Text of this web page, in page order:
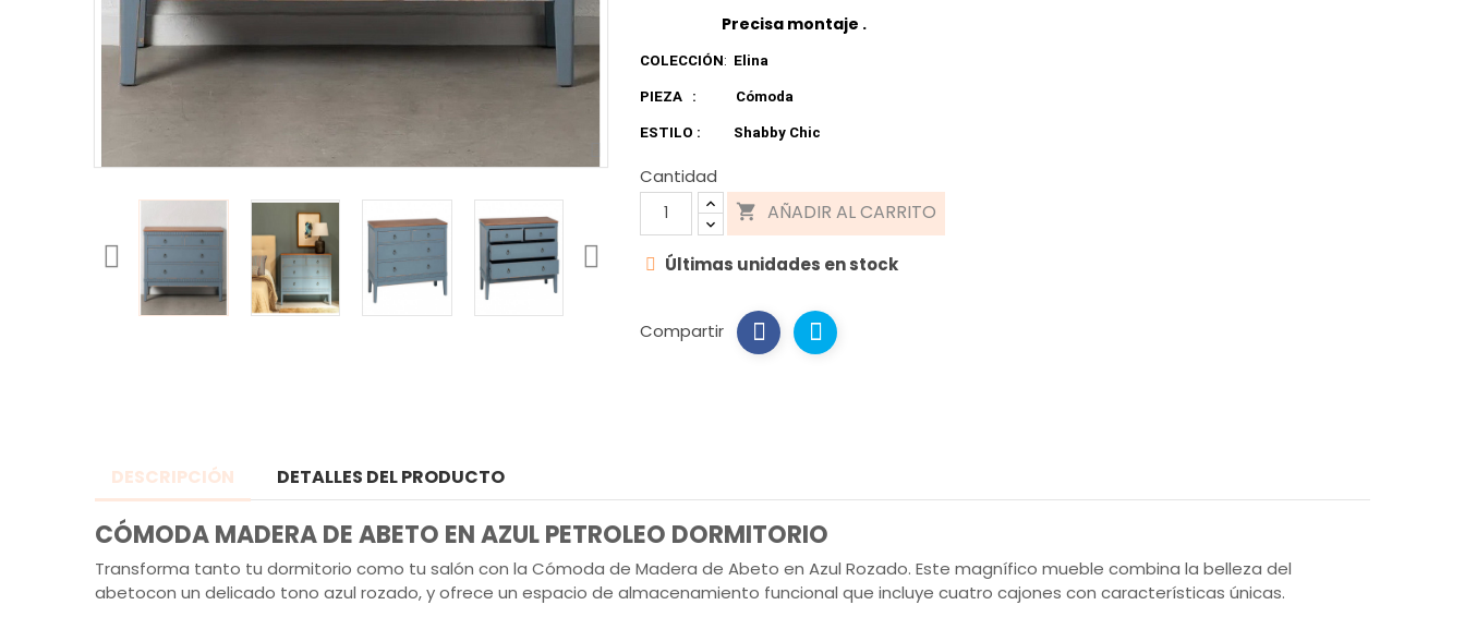
Precisa montaje .
COLECCIÓN: Elina
PIEZA : Cómoda
ESTILO : Shabby Chic
Cantidad
 AÑADIR AL CARRITO
Últimas unidades en stock
Compartir
DESCRIPCIÓN DETALLES DEL PRODUCTO
CÓMODA MADERA DE ABETO EN AZUL PETROLEO DORMITORIO
Transforma tanto tu dormitorio como tu salón con la Cómoda de Madera de Abeto en Azul Rozado. Este magnífico mueble combina la belleza del
abetocon un delicado tono azul rozado, y ofrece un espacio de almacenamiento funcional que incluye cuatro cajones con características únicas.